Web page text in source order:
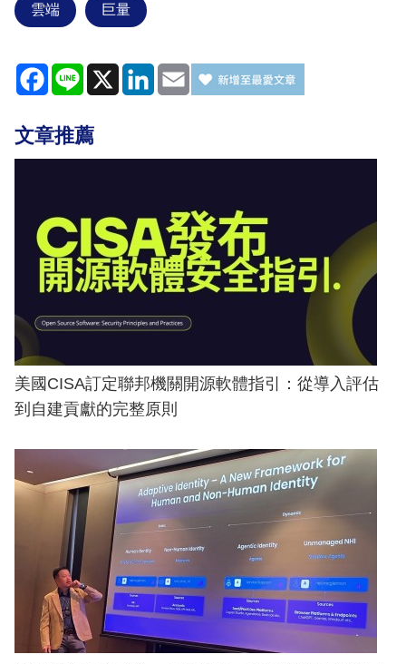
雲端 巨量
Facebook
Line X LinkedIn
Email
文章推薦
美國CISA訂定聯邦機關開源軟體指引：從導入評估
到自建貢獻的完整原則